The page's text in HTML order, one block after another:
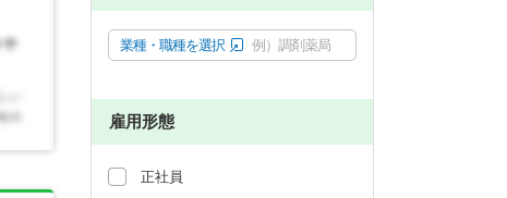
業種・職種を選択 例）調剤薬局
雇用形態
正社員